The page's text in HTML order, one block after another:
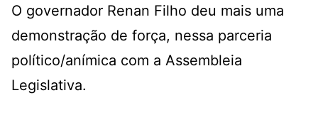
O governador Renan Filho deu mais uma
demonstração de força, nessa parceria
político/anímica com a Assembleia
Legislativa.